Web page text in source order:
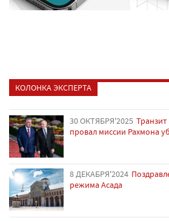
КОЛОНКА ЭКСПЕРТА
30 ОКТЯБРЯ'2025 Транзит
провал миссии Рахмона
8 ДЕКАБРЯ'2024
режима Асада